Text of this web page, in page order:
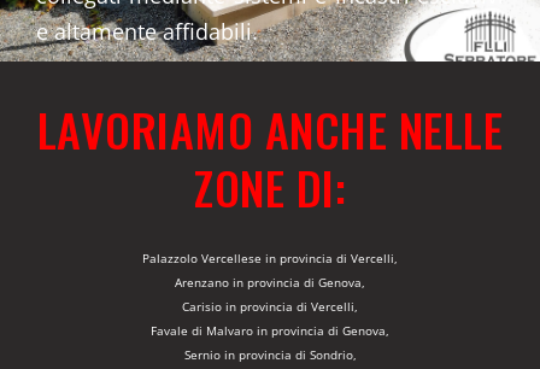
e altamente affidabili.
LAVORIAMO ANCHE NELLE
ZONE DI:
Palazzolo Vercellese in provincia di Vercelli,
Arenzano in provincia di Genova,
Carisio in provincia di Vercelli,
Favale di Malvaro in provincia di Genova,
Sernio in provincia di Sondrio,